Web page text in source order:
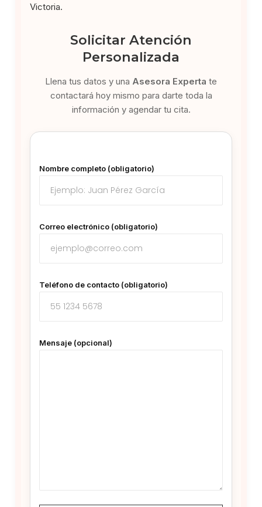
Victoria.
Solicitar Atención
Personalizada
Llena tus datos y una Asesora Experta te
contactará hoy mismo para darte toda la
información y agendar tu cita.
Nombre completo (obligatorio)
Correo electrónico (obligatorio)
Teléfono de contacto (obligatorio)
Mensaje (opcional)